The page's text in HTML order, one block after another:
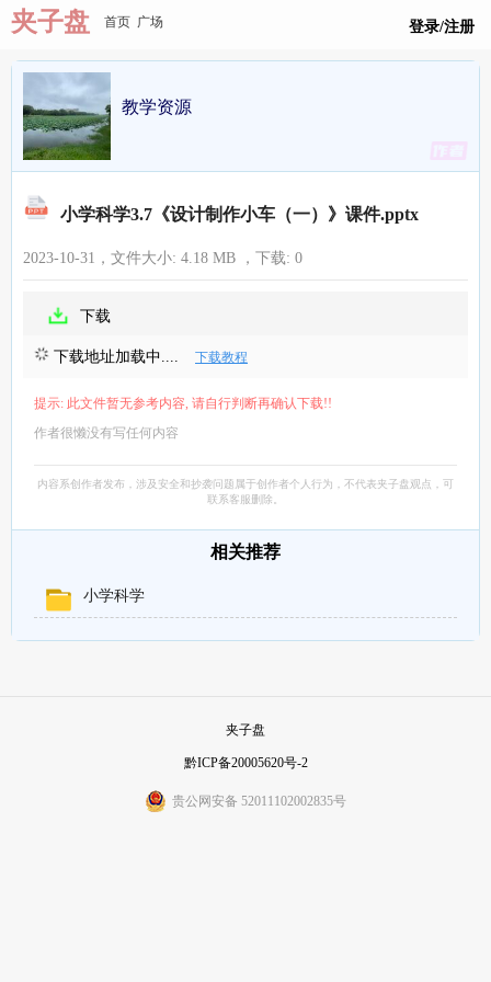
夹子盘 首页 广场 登录/注册
教学资源
相关推荐
小学科学
小学科学3.7《设计制作小车（一）》课件.pptx
2023-10-31，文件大小: 4.18 MB ，下载: 0
下载
下载地址加载中.... 下载教程
提示: 此文件暂无参考内容, 请自行判断再确认下载!!
作者很懒没有写任何内容
内容系创作者发布，涉及安全和抄袭问题属于创作者个人行为，不代表夹子盘观点，可
联系客服删除。
夹子盘
黔ICP备20005620号-2
贵公网安备 52011102002835号